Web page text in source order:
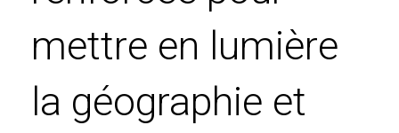
mettre en lumière
la géographie et